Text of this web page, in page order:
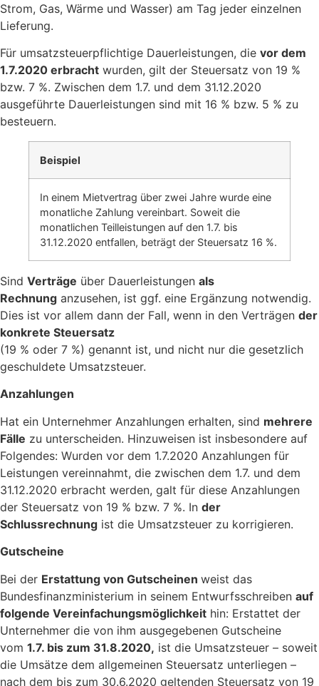
Strom, Gas, Wärme und Wasser) am Tag jeder einzelnen
Lieferung.
Für umsatzsteuerpflichtige Dauerleistungen, die vor dem
1.7.2020 erbracht wurden, gilt der Steuersatz von 19 %
bzw. 7 %. Zwischen dem 1.7. und dem 31.12.2020
ausgeführte Dauerleistungen sind mit 16 % bzw. 5 % zu
besteuern.
Beispiel
In einem Mietvertrag über zwei Jahre wurde eine
monatliche Zahlung vereinbart. Soweit die
monatlichen Teilleistungen auf den 1.7. bis
31.12.2020 entfallen, beträgt der Steuersatz 16 %.
Sind Verträge über Dauerleistungen als
Rechnung anzusehen, ist ggf. eine Ergänzung notwendig.
Dies ist vor allem dann der Fall, wenn in den Verträgen der
konkrete Steuersatz
(19 % oder 7 %) genannt ist, und nicht nur die gesetzlich
geschuldete Umsatzsteuer.
Anzahlungen
Hat ein Unternehmer Anzahlungen erhalten, sind mehrere
Fälle zu unterscheiden. Hinzuweisen ist insbesondere auf
Folgendes: Wurden vor dem 1.7.2020 Anzahlungen für
Leistungen vereinnahmt, die zwischen dem 1.7. und dem
31.12.2020 erbracht werden, galt für diese Anzahlungen
der Steuersatz von 19 % bzw. 7 %. In der
Schlussrechnung ist die Umsatzsteuer zu korrigieren.
Gutscheine
Bei der Erstattung von Gutscheinen weist das
Bundesfinanzministerium in seinem Entwurfsschreiben auf
folgende Vereinfachungsmöglichkeit hin: Erstattet der
Unternehmer die von ihm ausgegebenen Gutscheine
vom 1.7. bis zum 31.8.2020, ist die Umsatzsteuer – soweit
die Umsätze dem allgemeinen Steuersatz unterliegen –
nach dem bis zum 30.6.2020 geltenden Steuersatz von 19